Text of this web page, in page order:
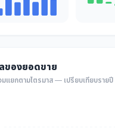
ของยอดขาย
มแยกตามไตรมาส — เปรียบเทียบรายปี